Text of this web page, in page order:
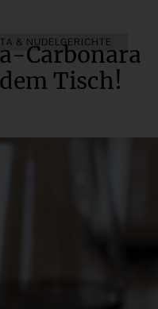
& NUDELGERICHTE
Carbonara
Tisch!